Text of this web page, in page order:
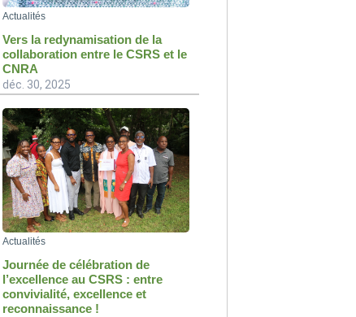
Actualités
Vers la redynamisation de la
collaboration entre le CSRS et le
CNRA
déc. 30, 2025
Actualités
Journée de célébration de
l’excellence au CSRS : entre
convivialité, excellence et
reconnaissance !